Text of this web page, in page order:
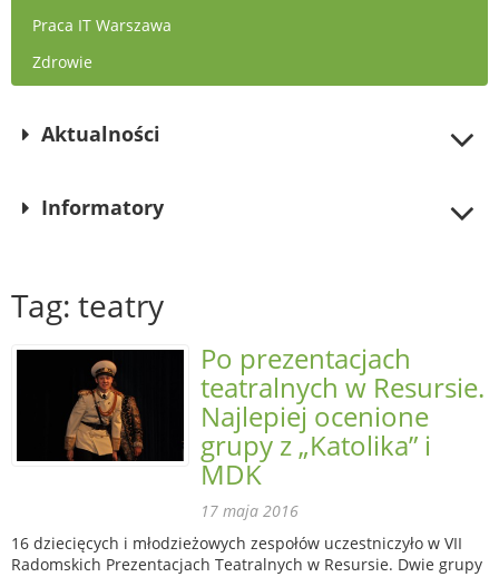
Praca IT Warszawa
Zdrowie
Aktualności
Informatory
Tag: teatry
Po prezentacjach
teatralnych w Resursie.
Najlepiej ocenione
grupy z „Katolika” i
MDK
17 maja 2016
16 dziecięcych i młodzieżowych zespołów uczestniczyło w VII
Radomskich Prezentacjach Teatralnych w Resursie. Dwie grupy